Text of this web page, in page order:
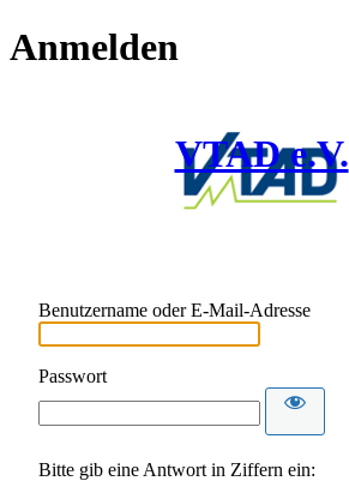
Anmelden
VTAD e.V.
Benutzername oder E-Mail-Adresse
Passwort
Bitte gib eine Antwort in Ziffern ein: